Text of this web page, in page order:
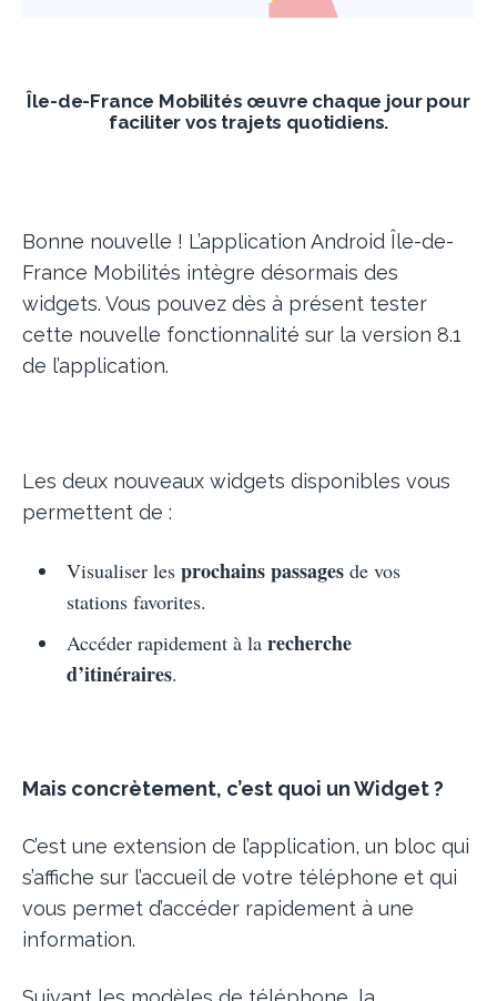
Île-de-France Mobilités œuvre chaque jour pour
faciliter vos trajets quotidiens.
Bonne nouvelle ! L’application Android Île-de-
France Mobilités intègre désormais des
widgets. Vous pouvez dès à présent tester
cette nouvelle fonctionnalité sur la version 8.1
de l’application.
Les deux nouveaux widgets disponibles vous
permettent de :
Visualiser les prochains passagesde vos
stations favorites.
Accéder rapidement à la recherche
d’itinéraires.
Mais concrètement, c’est quoi un Widget ?
C’est une extension de l’application, un bloc qui
s’affiche sur l’accueil de votre téléphone et qui
vous permet d’accéder rapidement à une
information.